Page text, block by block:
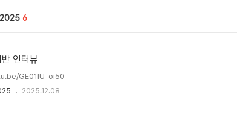
2025 6
인터뷰
GE01IU-oi50
2025.12.08